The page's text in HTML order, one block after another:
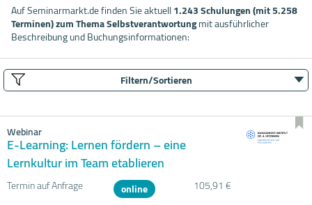
Auf Seminarmarkt.de finden Sie aktuell1.243 Schulungen (mit 5.258
Terminen) zum Thema Selbstverantwortungmit ausführlicher
Beschreibung und Buchungsinformationen:
Filtern/Sortieren
Webinar
E-Learning: Lernen fördern – eine
Lernkultur im Team etablieren
Termin auf Anfrage online 105,91 €